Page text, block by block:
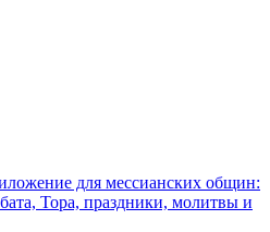
для мессианских общин:
Тора, праздники, молитвы и